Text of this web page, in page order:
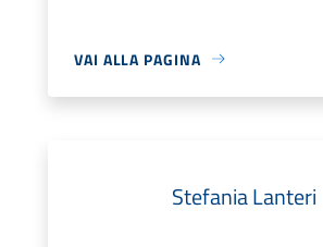
VAI ALLA PAGINA
Stefania Lanteri